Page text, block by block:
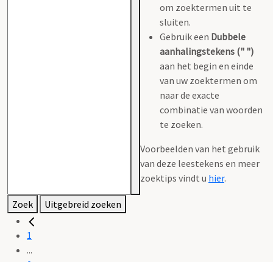
om zoektermen uit te
sluiten.
Gebruik een Dubbele
aanhalingstekens (" ")
aan het begin en einde
van uw zoektermen om
naar de exacte
combinatie van woorden
te zoeken.
Voorbeelden van het gebruik
van deze leestekens en meer
zoektips vindt u hier.
Zoek Uitgebreid zoeken
1
...